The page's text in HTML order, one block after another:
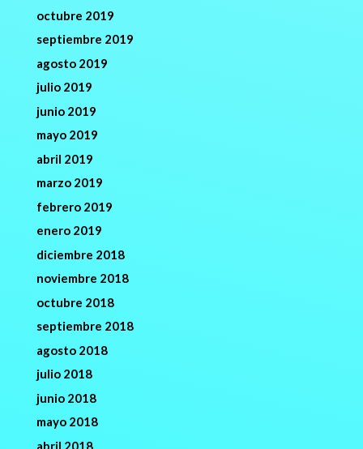
octubre 2019
septiembre 2019
agosto 2019
julio 2019
junio 2019
mayo 2019
abril 2019
marzo 2019
febrero 2019
enero 2019
diciembre 2018
noviembre 2018
octubre 2018
septiembre 2018
agosto 2018
julio 2018
junio 2018
mayo 2018
abril 2018